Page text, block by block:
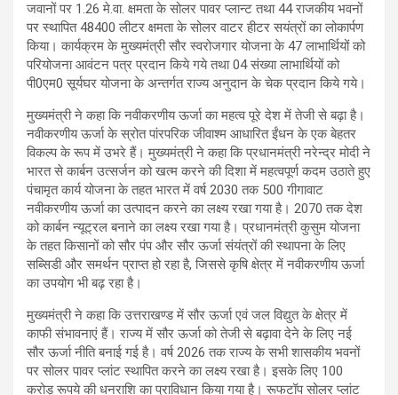
जवानों पर 1.26 मे.वा. क्षमता के सोलर पावर प्लान्ट तथा 44 राजकीय भवनों
पर स्थापित 48400 लीटर क्षमता के सोलर वाटर हीटर सयंत्रों का लोकार्पण
किया। कार्यक्रम के मुख्यमंत्री सौर स्वरोजगार योजना के 47 लाभार्थियों को
परियोजना आवंटन पत्र प्रदान किये गये तथा 04 संख्या लाभार्थियों को
पी0एम0 सूर्यघर योजना के अन्तर्गत राज्य अनुदान के चेक प्रदान किये गये।
मुख्यमंत्री ने कहा कि नवीकरणीय ऊर्जा का महत्व पूरे देश में तेजी से बढ़ा है।
नवीकरणीय ऊर्जा के स्रोत पांरपरिक जीवाश्म आधारित ईंधन के एक बेहतर
विकल्प के रूप में उभरे हैं। मुख्यमंत्री ने कहा कि प्रधानमंत्री नरेन्द्र मोदी ने
भारत से कार्बन उत्सर्जन को खत्म करने की दिशा में महत्वपूर्ण कदम उठाते हुए
पंचामृत कार्य योजना के तहत भारत में वर्ष 2030 तक 500 गीगावाट
नवीकरणीय ऊर्जा का उत्पादन करने का लक्ष्य रखा गया है। 2070 तक देश
को कार्बन न्यूट्रल बनाने का लक्ष्य रखा गया है। प्रधानमंत्री कुसुम योजना
के तहत किसानों को सौर पंप और सौर ऊर्जा संयंत्रों की स्थापना के लिए
सब्सिडी और समर्थन प्राप्त हो रहा है, जिससे कृषि क्षेत्र में नवीकरणीय ऊर्जा
का उपयोग भी बढ़ रहा है।
मुख्यमंत्री ने कहा कि उत्तराखण्ड में सौर ऊर्जा एवं जल विद्युत के क्षेत्र में
काफी संभावनाएं हैं। राज्य में सौर ऊर्जा को तेजी से बढ़ावा देने के लिए नई
सौर ऊर्जा नीति बनाई गई है। वर्ष 2026 तक राज्य के सभी शासकीय भवनों
पर सोलर पावर प्लांट स्थापित करने का लक्ष्य रखा है। इसके लिए 100
करोड़ रूपये की धनराशि का प्राविधान किया गया है। रूफटॉप सोलर प्लांट